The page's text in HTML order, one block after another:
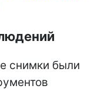
снимки были